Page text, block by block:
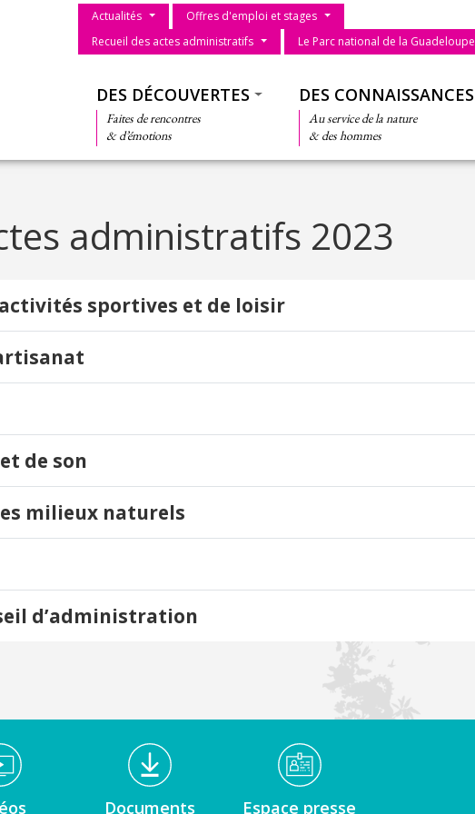
Menu du parc
Actualités
Offres d'emploi et stages
Recueil des actes administratifs
Le Parc national de la Guadeloupe
DES DÉCOUVERTES
Faites de rencontres
& d’émotions
DES CONNAISSANCES
Au service de la nature
& des hommes
administratifs 2023
sportives et de loisir
de son
milieux naturels
d’administration
Documents Espace presse